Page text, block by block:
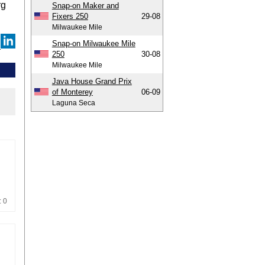
0
Snap-on Maker and
Fixers 250
Milwaukee Mile
29-08
Snap-on Milwaukee Mile
250
Milwaukee Mile
30-08
Java House Grand Prix
of Monterey
Laguna Seca
06-09